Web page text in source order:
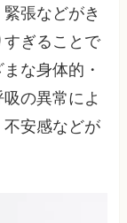
張などがき
すぎることで
な身体的・
の異常によ
安感などが